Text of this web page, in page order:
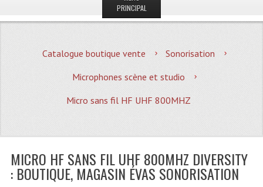
PRINCIPAL
MAGASIN
Quoi De Neuf?
Promotions
Location De Matériel
Le Matériel D´occasion
Catalogue boutique vente
Sonorisation
Microphones scène et studio
Micro sans fil HF UHF 800MHZ
MICRO HF SANS FIL UHF 800MHZ DIVERSITY
: BOUTIQUE, MAGASIN ÉVAS SONORISATION